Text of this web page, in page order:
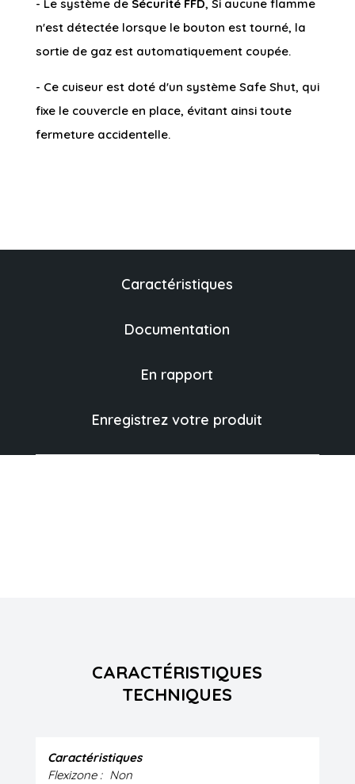
- Le système de Sécurité FFD, Si aucune flamme
n'est détectée lorsque le bouton est tourné, la
sortie de gaz est automatiquement coupée.
- Ce cuiseur est doté d'un système Safe Shut, qui
fixe le couvercle en place, évitant ainsi toute
fermeture accidentelle.
Caractéristiques
Documentation
En rapport
Enregistrez votre produit
CARACTÉRISTIQUES
TECHNIQUES
Caractéristiques
Flexizone : Non